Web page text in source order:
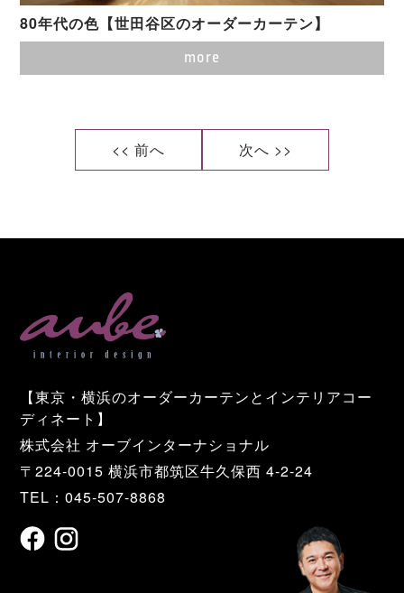
80年代の色【世田谷区のオーダーカーテン】
more
<< 前へ 次へ >>
【東京・横浜のオーダーカーテンとインテリアコー
ディネート】
株式会社 オーブインターナショナル
〒224-0015 横浜市都筑区牛久保西 4-2-24
TEL：045-507-8868